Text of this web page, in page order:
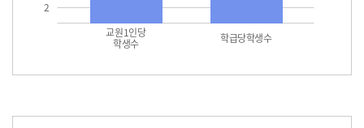
2
교원1인당
학생수 학급당학생수